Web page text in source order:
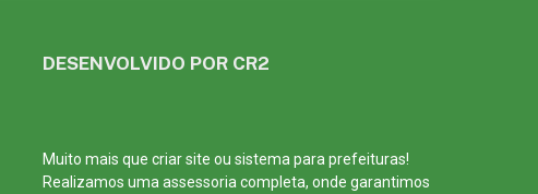
DESENVOLVIDO POR CR2
Muito mais que criar site ou sistema para prefeituras!
Realizamos uma assessoria completa, onde garantimos